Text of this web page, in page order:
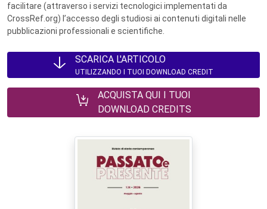
facilitare (attraverso i servizi tecnologici implementati da
CrossRef.org) l’accesso degli studiosi ai contenuti digitali nelle
pubblicazioni professionali e scientifiche.
SCARICA L'ARTICOLO
UTILIZZANDO I TUOI DOWNLOAD CREDIT
ACQUISTA QUI I TUOI
DOWNLOAD CREDITS